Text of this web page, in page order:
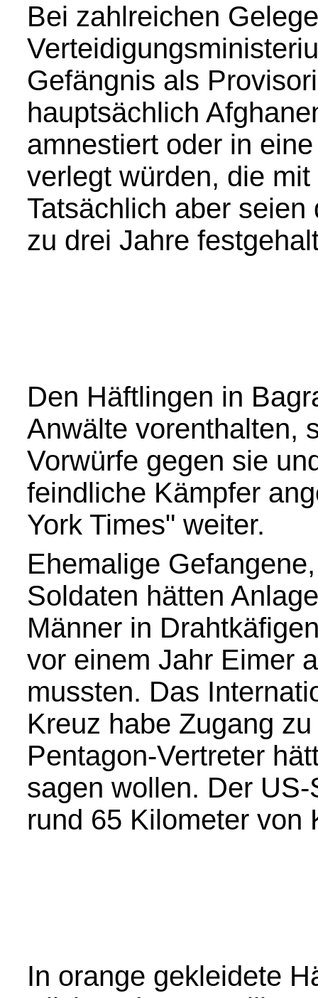
Bei zahlreichen
Gefängnis als
hauptsächlich
amnestiert oder in
verlegt würden, die
Tatsächlich aber
zu drei Jahre
Den Häftlingen in
Anwälte vorenthalten,
Vorwürfe gegen sie
feindliche Kämpfer
York Times" weiter.
Ehemalige
Soldaten hätten
Männer in
vor einem Jahr Eimer
mussten. Das
Kreuz habe Zugang
Pentagon-Vertreter
sagen wollen. Der
rund 65 Kilometer von
In orange gekleidete